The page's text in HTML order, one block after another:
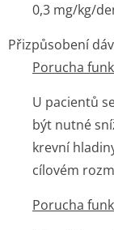
0,3 mg/kg/
Přizpůsobení
Porucha
U pacientů
být nutné
krevní
cílovém
Porucha